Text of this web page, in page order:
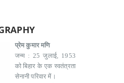
प्रेम कुमार मणि
जन्म : 25 जुलाई, 1953
को बिहार के एक स्वतंत्रता
सेनानी परिवार में।